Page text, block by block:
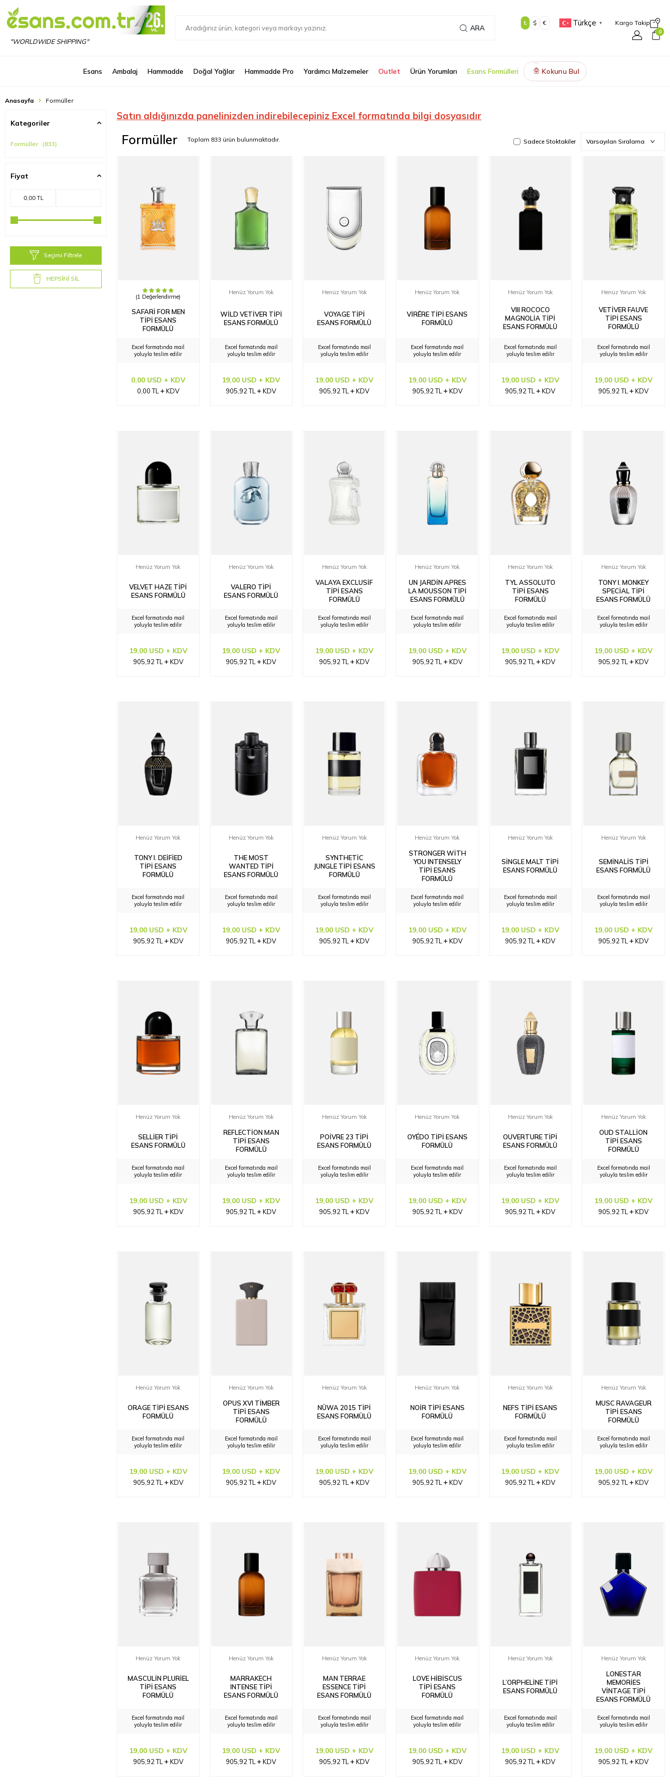
"WORLDWIDE SHIPPING"
ARA
₺ $ € Türkçe ▼ Kargo Takip
0
Esans Ambalaj Hammadde Doğal Yağlar Hammadde Pro Yardımcı Malzemeler Outlet Ürün Yorumları Esans Formülleri 🌸 Kokunu Bul
Anasayfa Formüller
Kategoriler
Formüller (833)
Fiyat
Seçimi Filtrele
HEPSİNİ SİL
Satın aldığınızda panelinizden indirebilecepiniz Excel formatında bilgi dosyasıdır
Formüller Toplam 833 ürün bulunmaktadır. Sadece Stoktakiler
(1 Değerlendirme)
SAFARI FOR MEN
TIPI ESANS
FORMÜLÜ
Excel formatında mail
yoluyla teslim edilir
0,00 USD + KDV
0,00TL KDV
Henüz Yorum Yok
WILD VETIVER TIPI
ESANS FORMÜLÜ
Excel formatında mail
yoluyla teslim edilir
19,00 USD + KDV
905,92TL KDV
Henüz Yorum Yok
VOYAGE TIPI
ESANS FORMÜLÜ
Excel formatında mail
yoluyla teslim edilir
19,00 USD + KDV
905,92TL KDV
Henüz Yorum Yok
VIRĒRE TIPI ESANS
FORMÜLÜ
Excel formatında mail
yoluyla teslim edilir
19,00 USD + KDV
905,92TL KDV
Henüz Yorum Yok
VIII ROCOCO
MAGNOLIA TIPI
ESANS FORMÜLÜ
Excel formatında mail
yoluyla teslim edilir
19,00 USD + KDV
905,92TL KDV
Henüz Yorum Yok
VETIVER FAUVE
TIPI ESANS
FORMÜLÜ
Excel formatında mail
yoluyla teslim edilir
19,00 USD + KDV
905,92TL KDV
Henüz Yorum Yok
VELVET HAZE TIPI
ESANS FORMÜLÜ
Excel formatında mail
yoluyla teslim edilir
19,00 USD + KDV
905,92TL KDV
Henüz Yorum Yok
VALERO TIPI
ESANS FORMÜLÜ
Excel formatında mail
yoluyla teslim edilir
19,00 USD + KDV
905,92TL KDV
Henüz Yorum Yok
VALAYA EXCLUSIF
TIPI ESANS
FORMÜLÜ
Excel formatında mail
yoluyla teslim edilir
19,00 USD + KDV
905,92TL KDV
Henüz Yorum Yok
UN JARDIN APRES
LA MOUSSON TIPI
ESANS FORMÜLÜ
Excel formatında mail
yoluyla teslim edilir
19,00 USD + KDV
905,92TL KDV
Henüz Yorum Yok
TYL ASSOLUTO
TIPI ESANS
FORMÜLÜ
Excel formatında mail
yoluyla teslim edilir
19,00 USD + KDV
905,92TL KDV
Henüz Yorum Yok
TONY I. MONKEY
SPECIAL TIPI
ESANS FORMÜLÜ
Excel formatında mail
yoluyla teslim edilir
19,00 USD + KDV
905,92TL KDV
Henüz Yorum Yok
TONY I. DEIFIED
TIPI ESANS
FORMÜLÜ
Excel formatında mail
yoluyla teslim edilir
19,00 USD + KDV
905,92TL KDV
Henüz Yorum Yok
THE MOST
WANTED TIPI
ESANS FORMÜLÜ
Excel formatında mail
yoluyla teslim edilir
19,00 USD + KDV
905,92TL KDV
Henüz Yorum Yok
SYNTHETIC
JUNGLE TIPI ESANS
FORMÜLÜ
Excel formatında mail
yoluyla teslim edilir
19,00 USD + KDV
905,92TL KDV
Henüz Yorum Yok
STRONGER WITH
YOU INTENSELY
TIPI ESANS
FORMÜLÜ
Excel formatında mail
yoluyla teslim edilir
19,00 USD + KDV
905,92TL KDV
Henüz Yorum Yok
SINGLE MALT TIPI
ESANS FORMÜLÜ
Excel formatında mail
yoluyla teslim edilir
19,00 USD + KDV
905,92TL KDV
Henüz Yorum Yok
SEMINALIS TIPI
ESANS FORMÜLÜ
Excel formatında mail
yoluyla teslim edilir
19,00 USD + KDV
905,92TL KDV
Henüz Yorum Yok
SELLIER TIPI
ESANS FORMÜLÜ
Excel formatında mail
yoluyla teslim edilir
19,00 USD + KDV
905,92TL KDV
Henüz Yorum Yok
REFLECTION MAN
TIPI ESANS
FORMÜLÜ
Excel formatında mail
yoluyla teslim edilir
19,00 USD + KDV
905,92TL KDV
Henüz Yorum Yok
POIVRE 23 TIPI
ESANS FORMÜLÜ
Excel formatında mail
yoluyla teslim edilir
19,00 USD + KDV
905,92TL KDV
Henüz Yorum Yok
OYÉDO TIPI ESANS
FORMÜLÜ
Excel formatında mail
yoluyla teslim edilir
19,00 USD + KDV
905,92TL KDV
Henüz Yorum Yok
OUVERTURE TIPI
ESANS FORMÜLÜ
Excel formatında mail
yoluyla teslim edilir
19,00 USD + KDV
905,92TL KDV
Henüz Yorum Yok
OUD STALLION
TIPI ESANS
FORMÜLÜ
Excel formatında mail
yoluyla teslim edilir
19,00 USD + KDV
905,92TL KDV
Henüz Yorum Yok
ORAGE TIPI ESANS
FORMÜLÜ
Excel formatında mail
yoluyla teslim edilir
19,00 USD + KDV
905,92TL KDV
Henüz Yorum Yok
OPUS XVI TIMBER
TIPI ESANS
FORMÜLÜ
Excel formatında mail
yoluyla teslim edilir
19,00 USD + KDV
905,92TL KDV
Henüz Yorum Yok
NÜWA 2015 TIPI
ESANS FORMÜLÜ
Excel formatında mail
yoluyla teslim edilir
19,00 USD + KDV
905,92TL KDV
Henüz Yorum Yok
NOIR TIPI ESANS
FORMÜLÜ
Excel formatında mail
yoluyla teslim edilir
19,00 USD + KDV
905,92TL KDV
Henüz Yorum Yok
NEFS TIPI ESANS
FORMÜLÜ
Excel formatında mail
yoluyla teslim edilir
19,00 USD + KDV
905,92TL KDV
Henüz Yorum Yok
MUSC RAVAGEUR
TIPI ESANS
FORMÜLÜ
Excel formatında mail
yoluyla teslim edilir
19,00 USD + KDV
905,92TL KDV
Henüz Yorum Yok
MASCULIN PLURIEL
TIPI ESANS
FORMÜLÜ
Excel formatında mail
yoluyla teslim edilir
19,00 USD + KDV
905,92TL KDV
Henüz Yorum Yok
MARRAKECH
INTENSE TIPI
ESANS FORMÜLÜ
Excel formatında mail
yoluyla teslim edilir
19,00 USD + KDV
905,92TL KDV
Henüz Yorum Yok
MAN TERRAE
ESSENCE TIPI
ESANS FORMÜLÜ
Excel formatında mail
yoluyla teslim edilir
19,00 USD + KDV
905,92TL KDV
Henüz Yorum Yok
LOVE HIBISCUS
TIPI ESANS
FORMÜLÜ
Excel formatında mail
yoluyla teslim edilir
19,00 USD + KDV
905,92TL KDV
Henüz Yorum Yok
L’ORPHELINE TIPI
ESANS FORMÜLÜ
Excel formatında mail
yoluyla teslim edilir
19,00 USD + KDV
905,92TL KDV
Henüz Yorum Yok
LONESTAR
MEMORIES
VINTAGE TIPI
ESANS FORMÜLÜ
Excel formatında mail
yoluyla teslim edilir
19,00 USD + KDV
905,92TL KDV